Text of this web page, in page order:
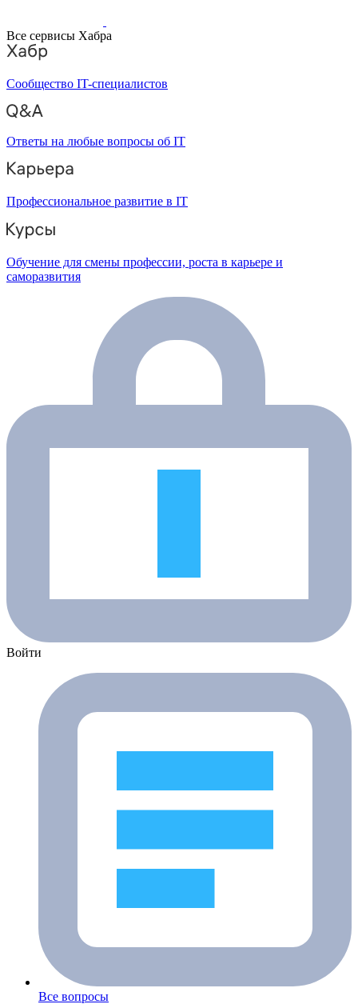
Все сервисы Хабра
Сообщество IT-специалистов
Ответы на любые вопросы об IT
Профессиональное развитие в IT
Обучение для смены профессии, роста в карьере и
саморазвития
Войти
Все вопросы